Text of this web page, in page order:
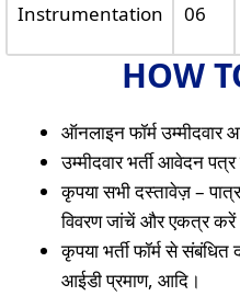
Instrumentation 06
HOW
ऑनलाइन फॉर्म
उम्मीदवार भर्ती आवेदन
कृपया सभी दस्तावेज़ –
विवरण जांचें और एकत्र
कृपया भर्ती फॉर्म से
आईडी प्रमाण, आदि।